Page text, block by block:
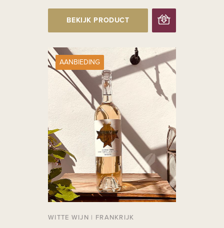
BEKIJK PRODUCT
AANBIEDING
WITTE WIJN | FRANKRIJK